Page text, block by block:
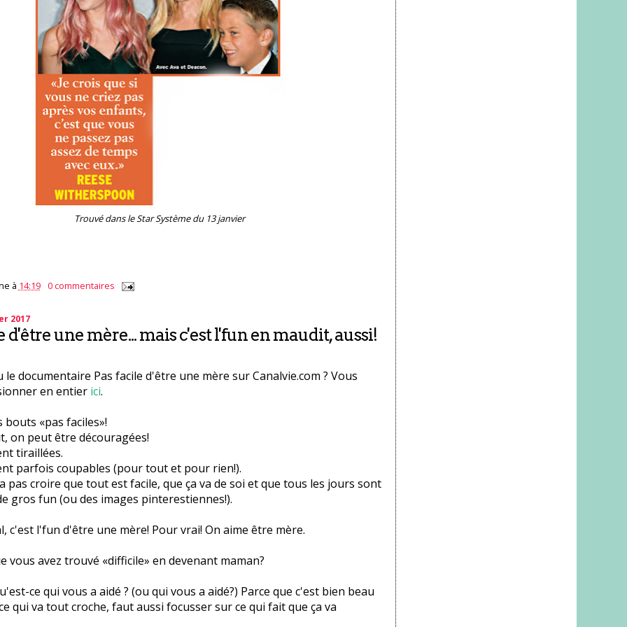
Trouvé dans le Star Système du 13 janvier
à 14:19 0 commentaires
2017
d'être une mère... mais c'est l'fun en maudit, aussi!
le documentaire Pas facile d'être une mère sur Canalvie.com ? Vous
en entier ici.
bouts «pas faciles»!
on peut être découragées!
tiraillées.
parfois coupables (pour tout et pour rien!).
pas croire que tout est facile, que ça va de soi et que tous les jours sont
gros fun (ou des images pinterestiennes!).
c'est l'fun d'être une mère! Pour vrai! On aime être mère.
vous avez trouvé «difficile» en devenant maman?
ce qui vous a aidé ? (ou qui vous a aidé?) Parce que c'est bien beau
qui va tout croche, faut aussi focusser sur ce qui fait que ça va